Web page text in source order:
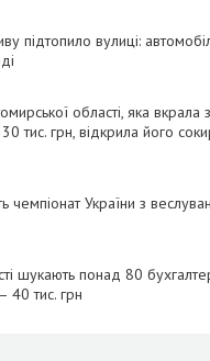
підтопило вулиці:
області, яка вкрала
тис. грн, відкрила його
чемпіонат України з
шукають понад 80
40 тис. грн